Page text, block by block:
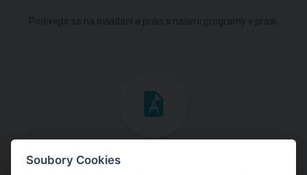
Inženýrské manuály
Soubory Cookies